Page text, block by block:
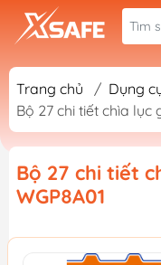
Trang chủ / Dụng
Bộ 27 chi tiết chìa lục
Bộ 27 chi tiết
WGP8A01